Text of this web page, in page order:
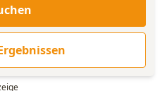
GENERATOR